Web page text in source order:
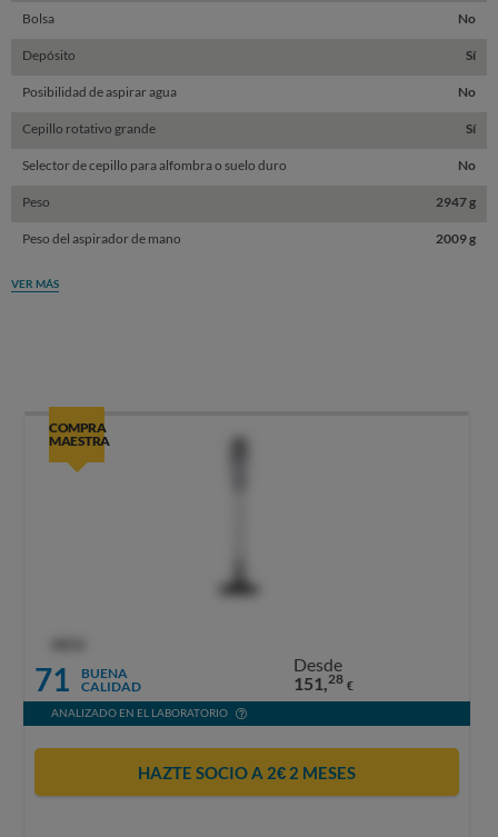
Bolsa No
Depósito Sí
Posibilidad de aspirar agua No
Cepillo rotativo grande Sí
Selector de cepillo para alfombra o suelo duro No
Peso 2947 g
Peso del aspirador de mano 2009 g
VER MÁS
COMPRA
MAESTRA
71
BUENA
CALIDAD
Desde
151,28 €
ANALIZADO EN EL LABORATORIO
HAZTE SOCIO A 2€ 2 MESES